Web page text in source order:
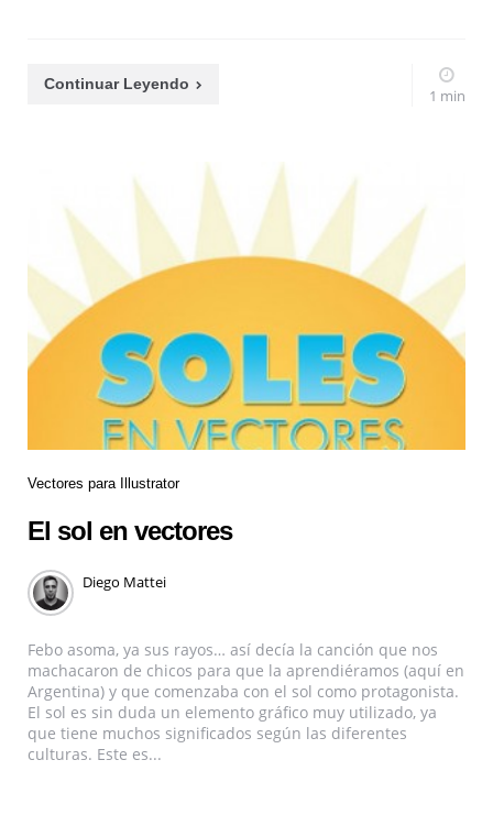
Continuar Leyendo
1 min
Vectores para Illustrator
El sol en vectores
Diego Mattei
Febo asoma, ya sus rayos… así decía la canción que nos
machacaron de chicos para que la aprendiéramos (aquí en
Argentina) y que comenzaba con el sol como protagonista.
El sol es sin duda un elemento gráfico muy utilizado, ya
que tiene muchos significados según las diferentes
culturas. Este es...